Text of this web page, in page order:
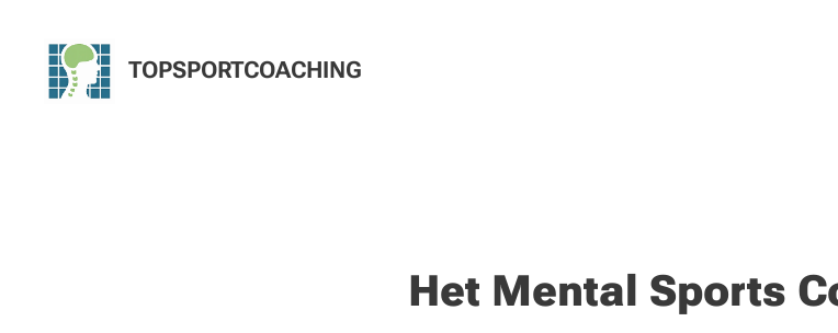
TOPSPORTCOACHING
Het Mental Sports